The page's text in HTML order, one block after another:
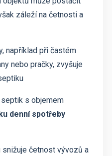
záleží na četnosti a
například při častém
nebo pračky, zvyšuje
s objemem
denní spotřeby
četnost vývozů a